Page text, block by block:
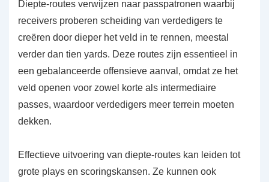
Diepte-routes verwijzen naar passpatronen waarbij
receivers proberen scheiding van verdedigers te
creëren door dieper het veld in te rennen, meestal
verder dan tien yards. Deze routes zijn essentieel in
een gebalanceerde offensieve aanval, omdat ze het
veld openen voor zowel korte als intermediaire
passes, waardoor verdedigers meer terrein moeten
dekken.
Effectieve uitvoering van diepte-routes kan leiden tot
grote plays en scoringskansen. Ze kunnen ook